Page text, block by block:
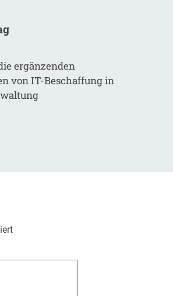
ergänzenden
von IT-Beschaffung in